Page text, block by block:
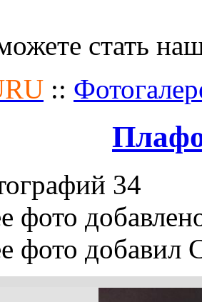
стать
::
34
фото
фото добавил